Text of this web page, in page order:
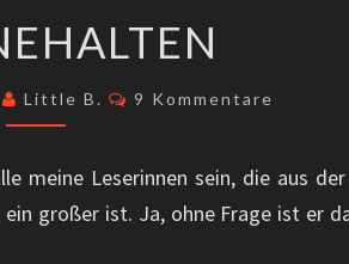
INNEHALTEN
Little B. Kommentare
9 Kommentare
meine Leserinnen sein, die aus
großer ist. Ja, ohne Frage ist er